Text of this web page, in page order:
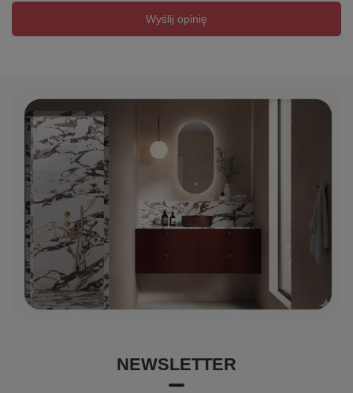
Wyślij opinię
NEWSLETTER